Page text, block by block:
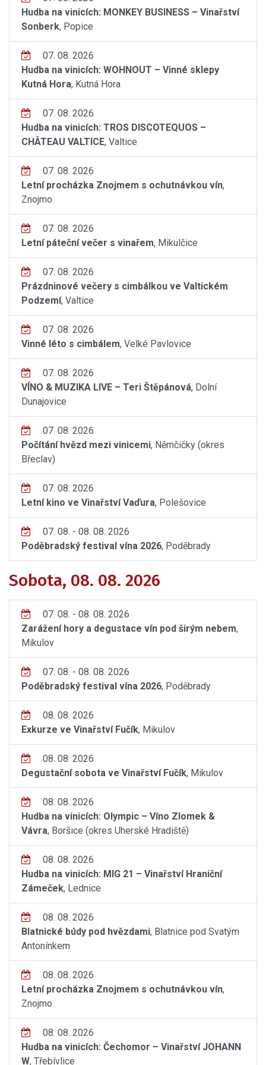
Hudba na vinicích: MONKEY BUSINESS – Vinařství
Sonberk, Popice
07. 08. 2026
Hudba na vinicích: WOHNOUT – Vinné sklepy
Kutná Hora, Kutná Hora
07. 08. 2026
Hudba na vinicích: TROS DISCOTEQUOS –
CHÂTEAU VALTICE, Valtice
07. 08. 2026
Letní procházka Znojmem s ochutnávkou vín,
Znojmo
07. 08. 2026
Letní páteční večer s vinařem, Mikulčice
07. 08. 2026
Prázdninové večery s cimbálkou ve Valtickém
Podzemí, Valtice
07. 08. 2026
Vinné léto s cimbálem, Velké Pavlovice
07. 08. 2026
VÍNO & MUZIKA LIVE – Teri Štěpánová, Dolní
Dunajovice
07. 08. 2026
Počítání hvězd mezi vinicemi, Němčičky (okres
Břeclav)
07. 08. 2026
Letní kino ve Vinařství Vaďura, Polešovice
07. 08. - 08. 08. 2026
Poděbradský festival vína 2026, Poděbrady
Sobota, 08. 08. 2026
07. 08. - 08. 08. 2026
Zarážení hory a degustace vín pod širým nebem,
Mikulov
07. 08. - 08. 08. 2026
Poděbradský festival vína 2026, Poděbrady
08. 08. 2026
Exkurze ve Vinařství Fučík, Mikulov
08. 08. 2026
Degustační sobota ve Vinařství Fučík, Mikulov
08. 08. 2026
Hudba na vinicích: Olympic – Víno Zlomek &
Vávra, Boršice (okres Uherské Hradiště)
08. 08. 2026
Hudba na vinicích: MIG 21 – Vinařství Hraniční
Zámeček, Lednice
08. 08. 2026
Blatnické búdy pod hvězdami, Blatnice pod Svatým
Antonínkem
08. 08. 2026
Letní procházka Znojmem s ochutnávkou vín,
Znojmo
08. 08. 2026
Hudba na vinicích: Čechomor – Vinařství JOHANN
W, Třebívlice